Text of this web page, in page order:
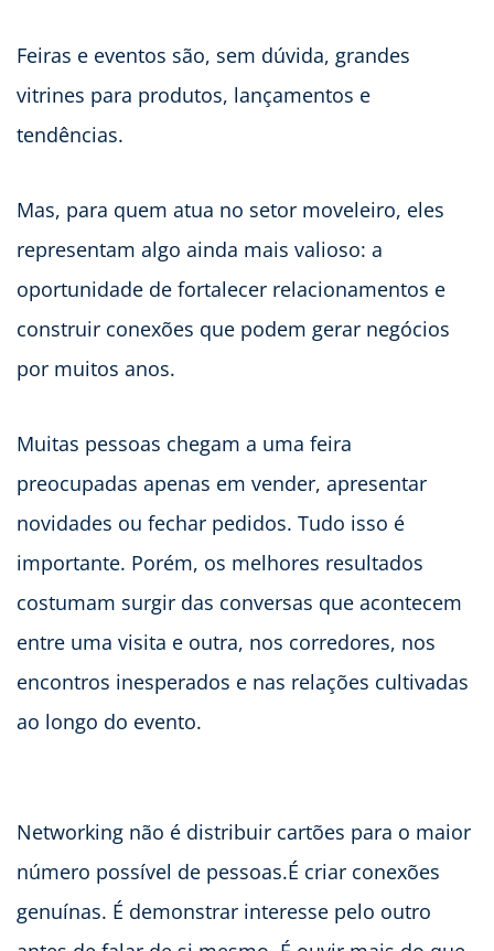
Feiras e eventos são, sem dúvida, grandes
vitrines para produtos, lançamentos e
tendências.
Mas, para quem atua no setor moveleiro, eles
representam algo ainda mais valioso: a
oportunidade de fortalecer relacionamentos e
construir conexões que podem gerar negócios
por muitos anos.
Muitas pessoas chegam a uma feira
preocupadas apenas em vender, apresentar
novidades ou fechar pedidos. Tudo isso é
importante. Porém, os melhores resultados
costumam surgir das conversas que acontecem
entre uma visita e outra, nos corredores, nos
encontros inesperados e nas relações cultivadas
ao longo do evento.
Networking não é distribuir cartões para o maior
número possível de pessoas.É criar conexões
genuínas. É demonstrar interesse pelo outro